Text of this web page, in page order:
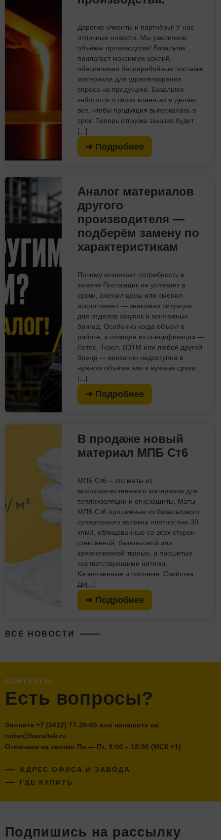
Дорогие клиенты и партнёры! У нас
отличные новости. Мы увеличили
объёмы производства! Базальтек
прилагает максимум усилий,
обеспечивая бесперебойные поставки
материала для удовлетворения
спроса на продукцию. Базальтек
заботится о своих клиентах и делает
все, чтобы продукция выпускалась в
срок. Теперь отгрузка заказов будет
[...]
➜ Подробнее
Аналог материалов
другого
производителя —
подберём замену по
характеристикам
Почему возникает потребность в
замене Поставщик не успевает в
сроки, сменил цены или сменил
ассортимент — знакомая ситуация
для отделов закупок и монтажных
бригад. Особенно когда объект в
работе, а позиция из спецификации —
Лотос, Тизол, ВЗТМ или любой другой
бренд — внезапно недоступна в
нужном объёме или в нужные сроки.
[...]
➜ Подробнее
В продаже новый
материал МПБ Ст6
МПБ Ст6 – это маты из
высококачественного материала для
теплоизоляции и огнезащиты. Маты
МПБ Ст6 прошивные из базальтового
супертонкого волокна плотностью 30
кг/м3, облицованные со всех сторон
стеклянной, базальтовой или
кремнеземной тканью, и прошитые
соответствующими нитями.
Качественные и прочные Свойства
Ди[...]
➜ Подробнее
ВСЕ НОВОСТИ
КОНТАКТЫ
Есть вопросы?
Звоните +7 (3412) 77-20-65 или напишите на
order@bazaltek.ru
Отвечаем на звонки Пн — Пт, 9:00 – 18:00 (МСК +1)
АДРЕС ОФИСА И ЗАВОДА
ГДЕ КУПИТЬ
Подпишись на рассылку